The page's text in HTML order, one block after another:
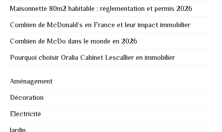
Maisonnette 80m2 habitable : réglementation et permis 2026
Combien de McDonald’s en France et leur impact immobilier
Combien de McDo dans le monde en 2026
Pourquoi choisir Oralia Cabinet Lescallier en immobilier
Aménagement
Décoration
Eléctricité
Jardin